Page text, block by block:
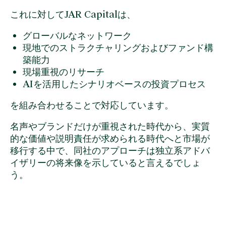
これに対してJAR Capitalは、
グローバルなネットワーク
現地でのストラクチャリングおよびファンド構
築能力
現場重視のリサーチ
AIを活用したシナリオベースの投資プロセス
を組み合わせることで対応しています。
名声やブランドだけが重視された時代から、実質
的な価値や説明責任が求められる時代へと市場が
移行する中で、同社のアプローチは独立系アドバ
イザリーの将来像を示していると言えるでしょ
う。